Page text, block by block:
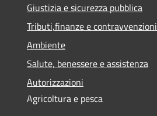
Giustizia e sicurezza pubblica
Tributi,finanze e contravvenzioni
Ambiente
Salute, benessere e assistenza
Autorizzazioni
Agricoltura e pesca